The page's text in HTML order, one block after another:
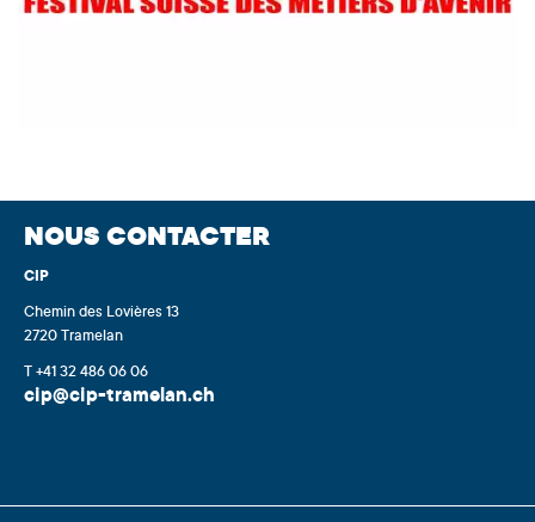
NOUS CONTACTER
CIP
Chemin des Lovières 13
2720 Tramelan
T +41 32 486 06 06
cip@cip-tramelan.ch